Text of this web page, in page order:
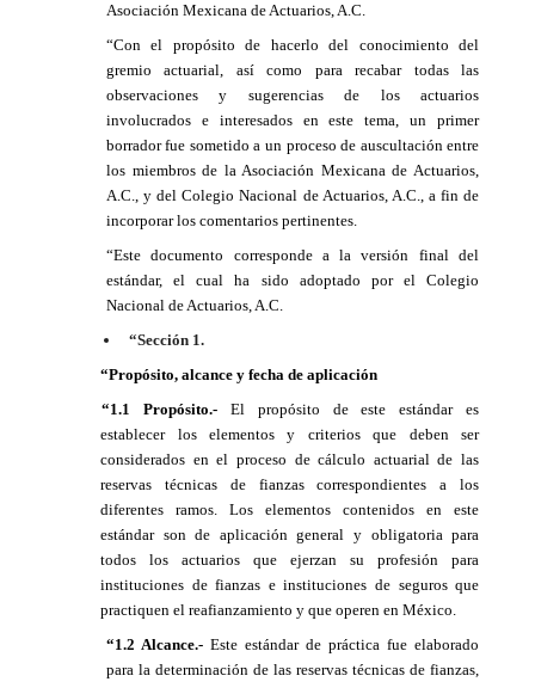
Asociación Mexicana de Actuarios, A.C.
“Con el propósito de hacerlo del conocimiento del
gremio actuarial, así como para recabar todas las
observaciones y sugerencias de los actuarios
involucrados e interesados en este tema, un primer
borrador fue sometido a un proceso de auscultación entre
los miembros de la Asociación Mexicana de Actuarios,
A.C., y del Colegio Nacional de Actuarios, A.C., a fin de
incorporar los comentarios pertinentes.
“Este documento corresponde a la versión final del
estándar, el cual ha sido adoptado por el Colegio
Nacional de Actuarios, A.C.
“Sección 1.
“Propósito, alcance y fecha de aplicación
“1.1 Propósito.- El propósito de este estándar es
establecer los elementos y criterios que deben ser
considerados en el proceso de cálculo actuarial de las
reservas técnicas de fianzas correspondientes a los
diferentes ramos. Los elementos contenidos en este
estándar son de aplicación general y obligatoria para
todos los actuarios que ejerzan su profesión para
instituciones de fianzas e instituciones de seguros que
practiquen el reafianzamiento y que operen en México.
“1.2 Alcance.-Este estándar de práctica fue elaborado
para la determinación de las reservas técnicas de fianzas,